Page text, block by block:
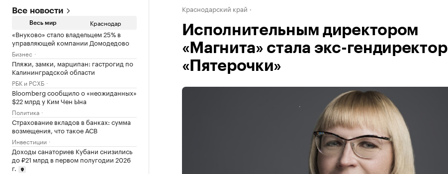
Все новости
Весь мир Краснодар
«Внуково» стало владельцем 25% в
управляющей компании Домодедово
Бизнес
Пляжи, замки, марципан: гастрогид по
Калининградской области
РБК и РСХБ
Bloomberg сообщило о «неожиданных»
$22 млрд у Ким Чен Ына
Политика
Страхование вкладов в банках: сумма
возмещения, что такое АСВ
Инвестиции
Доходы санаториев Кубани снизились
до ₽21 млрд в первом полугодии 2026
г.
Краснодарский край
Исполнительным директором
«Магнита» стала экс-гендиректор
«Пятерочки»